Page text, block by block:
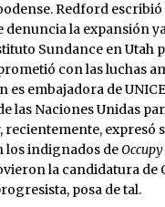
Redford escribió
denuncia la expansión
Sundance en Utah
con las luchas
es embajadora de
las Naciones Unidas
recientemente, expresó
los indignados de
la candidatura de
posa de tal.